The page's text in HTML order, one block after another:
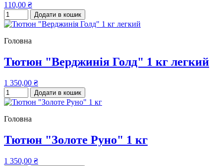
110,00 ₴
Додати в кошик
Головна
Тютюн "Верджинія Голд" 1 кг легкий
1 350,00 ₴
Додати в кошик
Головна
Тютюн "Золоте Руно" 1 кг
1 350,00 ₴